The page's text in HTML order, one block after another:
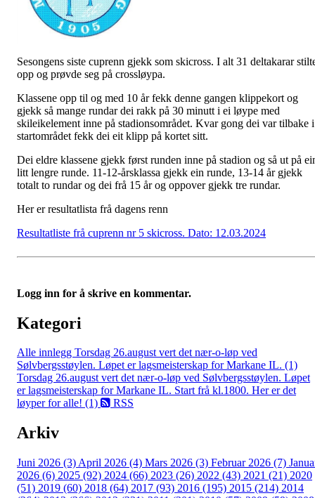
Sesongens siste cuprenn gjekk som skicross. I alt 31 deltakarar
opp og prøvde seg på crossløypa.
Klassene opp til og med 10 år fekk denne gangen klippekort og
gjekk så mange rundar dei rakk på 30 minutt i ei løype med
skileikelement inne på stadionsområdet. Kvar gong dei var tilbake i
startområdet fekk dei eit klipp på kortet sitt.
Dei eldre klassene gjekk først runden inne på stadion og så ut på
litt lengre runde. 11-12-årsklassa gjekk ein runde, 13-14 år gjekk
totalt to rundar og dei frå 15 år og oppover gjekk tre rundar.
Her er resultatlista frå dagens renn
Resultatliste frå cuprenn nr 5 skicross. Dato: 12.03.2024
Logg inn for å skrive en kommentar.
Kategori
Alle innlegg Torsdag 26.august vert det nær-o-løp ved
Sølvbergsstøylen. Løpet er lagsmeisterskap for Markane IL. (1)
Torsdag 26.august vert det nær-o-løp ved Sølvbergsstøylen. Løpet
er lagsmeisterskap for Markane IL. Start frå kl.1800. Her er det
løyper for alle! (1)
RSS
Arkiv
Juni 2026 (3) April 2026 (4) Mars 2026 (3) Februar 2026 (7)
2026 (6) 2025 (92) 2024 (66) 2023 (26) 2022 (43) 2021 (21) 2020
(51) 2019 (60) 2018 (64) 2017 (93) 2016 (195) 2015 (214) 2014